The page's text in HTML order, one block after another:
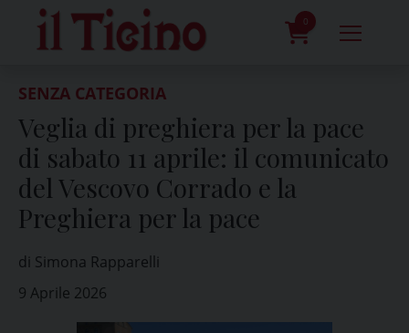
content
0
SENZA CATEGORIA
Veglia di preghiera per la pace
di sabato 11 aprile: il comunicato
del Vescovo Corrado e la
Preghiera per la pace
di Simona Rapparelli
9 Aprile 2026